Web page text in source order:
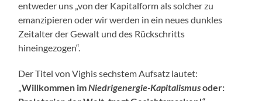
entweder uns „von der Kapitalform als solcher zu
emanzipieren oder wir werden in ein neues dunkles
Zeitalter der Gewalt und des Rückschritts
hineingezogen“.
Der Titel von Vighis sechstem Aufsatz lautet:
„Willkommen im Niedrigenergie-Kapitalismusoder: